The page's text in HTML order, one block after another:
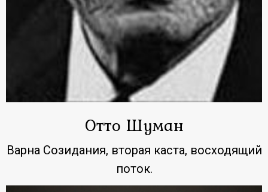
Отто Шуман
Варна Созидания, вторая каста, восходящий
поток.